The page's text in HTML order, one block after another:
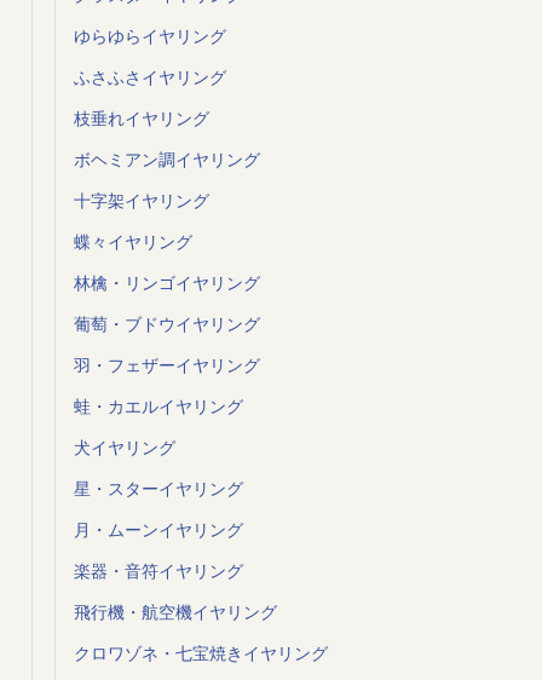
ゆらゆらイヤリング
ふさふさイヤリング
枝垂れイヤリング
ボヘミアン調イヤリング
十字架イヤリング
蝶々イヤリング
林檎・リンゴイヤリング
葡萄・ブドウイヤリング
羽・フェザーイヤリング
蛙・カエルイヤリング
犬イヤリング
星・スターイヤリング
月・ムーンイヤリング
楽器・音符イヤリング
飛行機・航空機イヤリング
クロワゾネ・七宝焼きイヤリング